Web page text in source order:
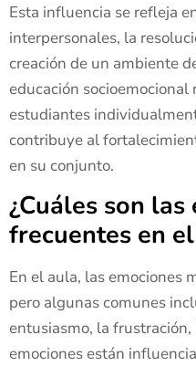
Esta influencia se refleja
interpersonales, la
creación de un ambiente
educación socioemocional
estudiantes
contribuye al
en su conjunto.
¿Cuáles son
frecuentes en
En el aula, las emociones
pero algunas comunes
entusiasmo, la
emociones están